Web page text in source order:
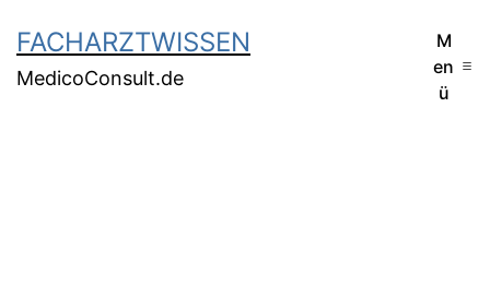
FACHARZTWISSEN
MedicoConsult.de
M
en
ü